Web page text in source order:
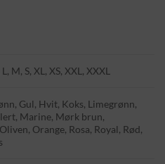
M, S, XL, XS, XXL, XXXL
Gul, Hvit, Koks, Limegrønn,
Marine, Mørk brun,
Orange, Rosa, Royal, Rød,